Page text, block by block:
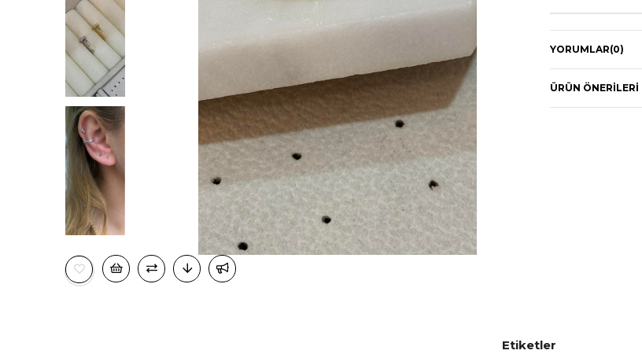
YORUMLAR(0)
ÜRÜN ÖNERILERI
Etiketler